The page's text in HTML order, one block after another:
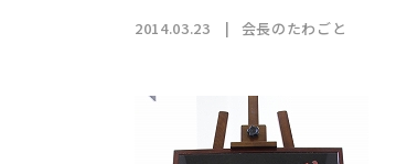
フランチャイズ事業
2014.03.23 会長のたわごと